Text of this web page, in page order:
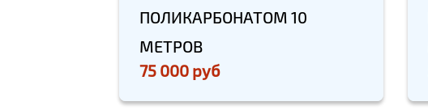
ПОЛИКАРБОНАТОМ 10
МЕТРОВ
75 000 руб